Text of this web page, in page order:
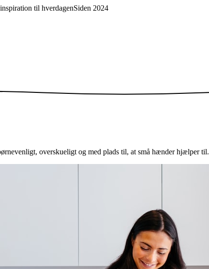
til hverdagenSiden 2024
overskueligt og med plads til, at små hænder hjælper til.